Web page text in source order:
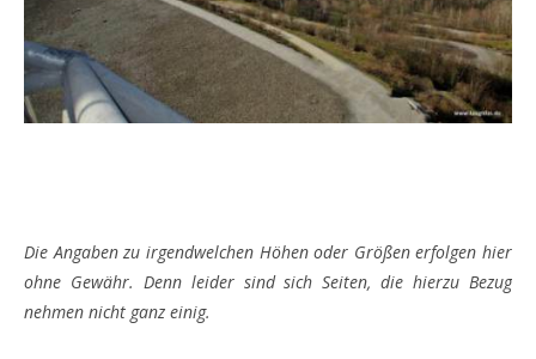
Die Angaben zu irgendwelchen Höhen oder Größen erfolgen hier
ohne Gewähr. Denn leider sind sich Seiten, die hierzu Bezug
nehmen nicht ganz einig.